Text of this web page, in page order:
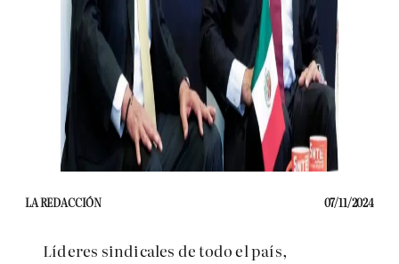
LA REDACCIÓN 07/11/2024
Líderes sindicales de todo el país,